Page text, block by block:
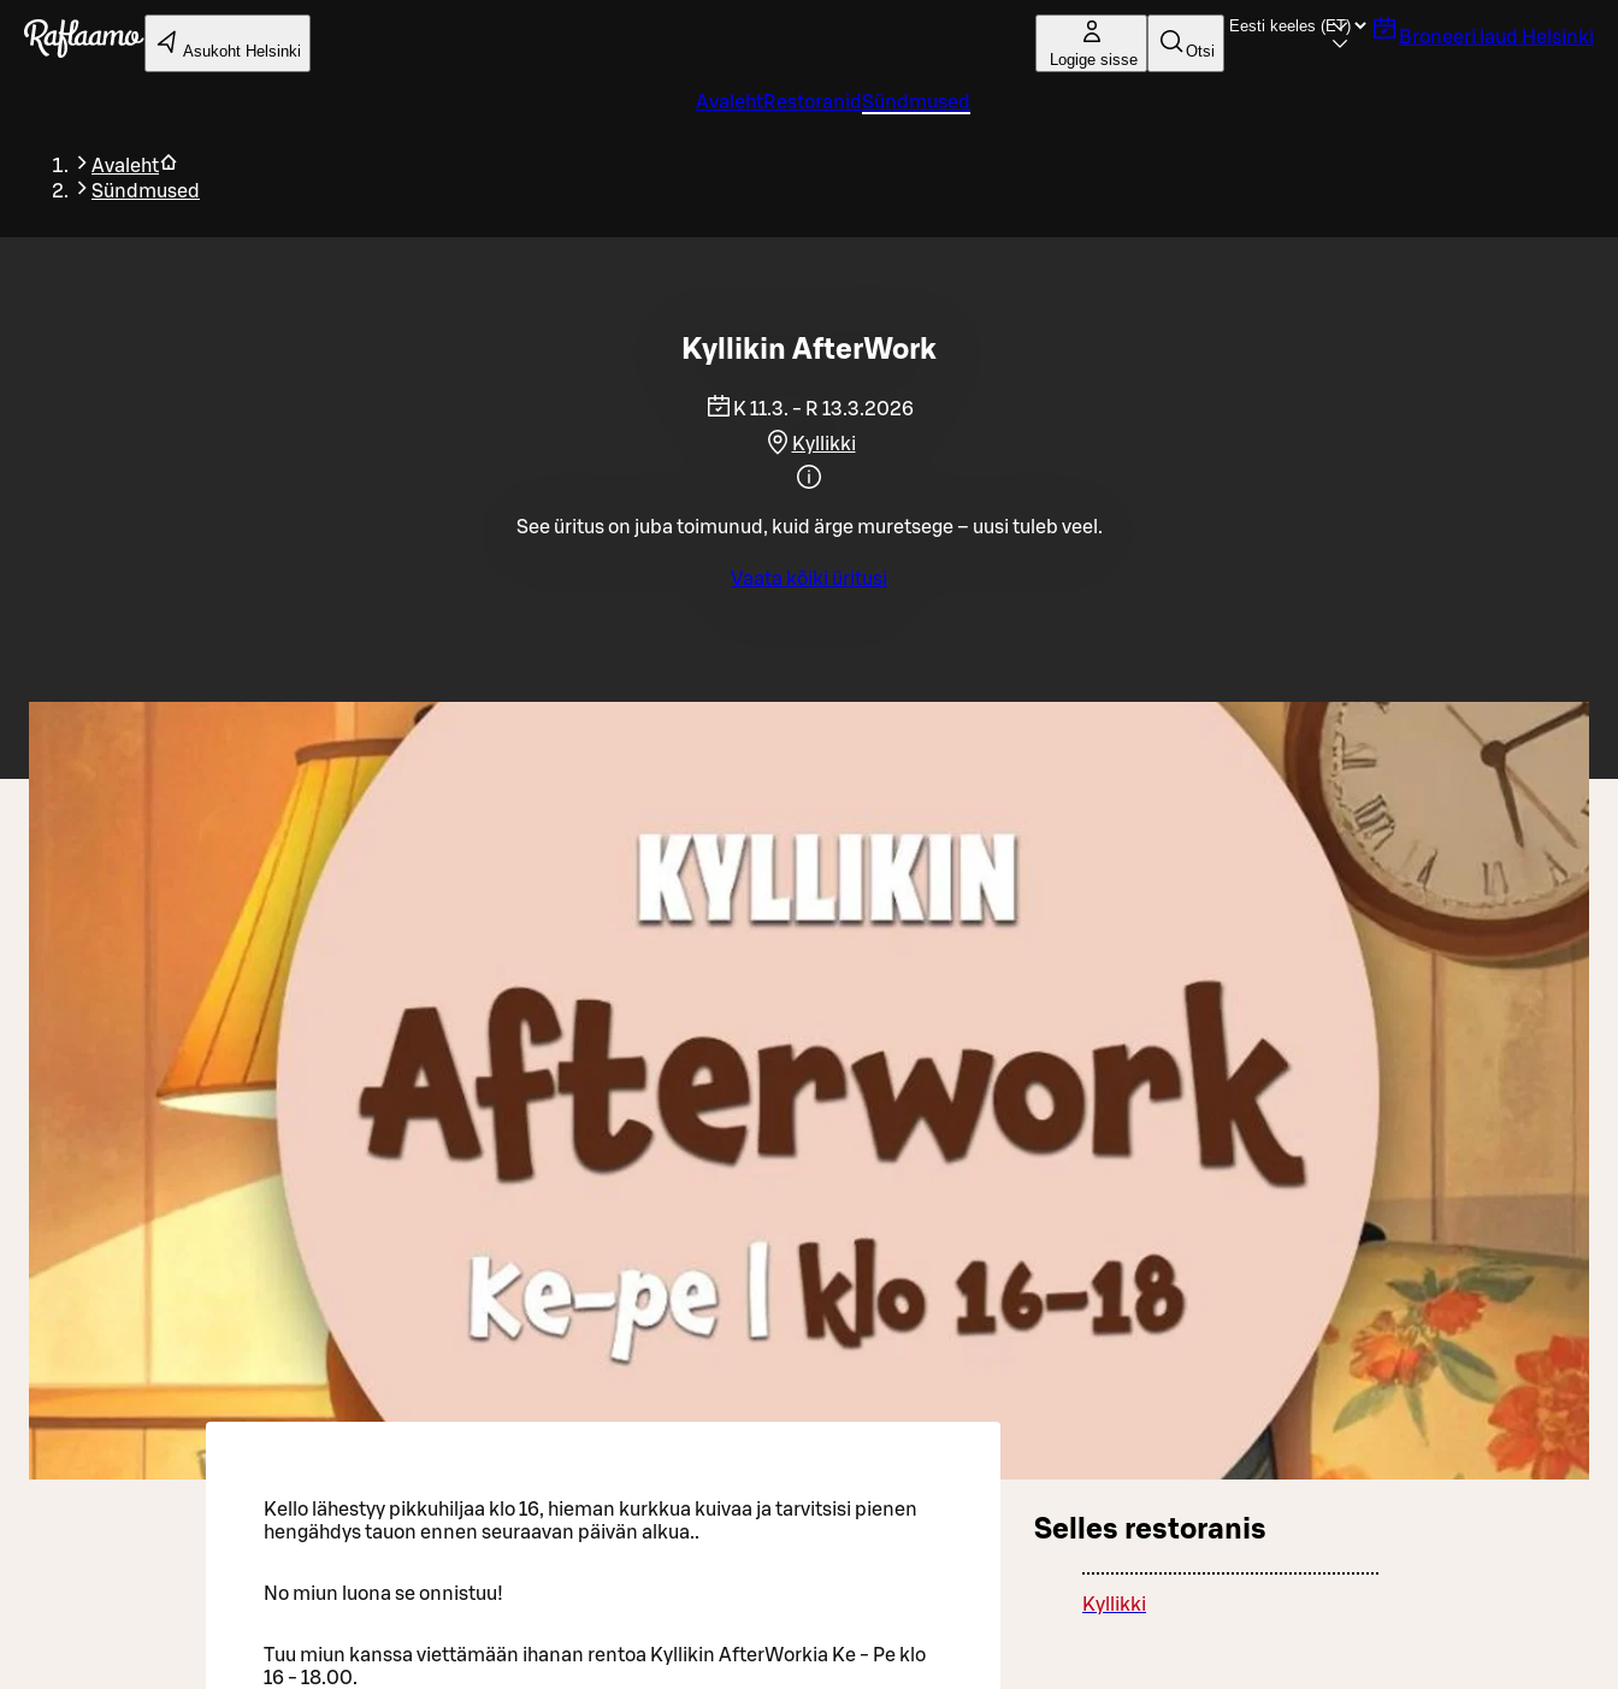
Liigu peamise sisu juurde
Asukoht Helsinki Logige sisse Otsi
Broneeri laud Helsinki
AvalehtRestoranidSündmused
Avaleht
Sündmused
Tagasi
Kyllikin AfterWork
K 11.3. - R 13.3.2026
Kyllikki
See üritus on juba toimunud, kuid ärge muretsege – uusi tuleb veel.
Vaata kõiki üritusi
Kello lähestyy pikkuhiljaa klo 16, hieman kurkkua kuivaa ja tarvitsisi pienen
hengähdys tauon ennen seuraavan päivän alkua..
No miun luona se onnistuu!
Tuu miun kanssa viettämään ihanan rentoa Kyllikin AfterWorkia Ke - Pe klo
16 - 18.00.
Selles restoranis
Kyllikki